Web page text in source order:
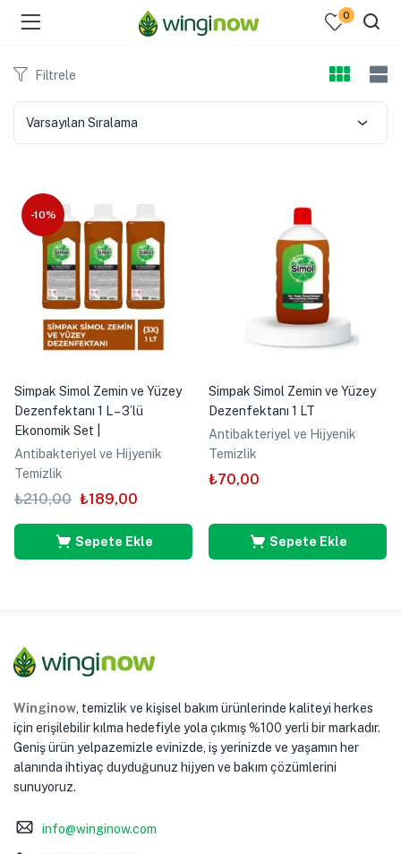
(Hakkımızda )
(Kozmetik )
0
Filtrele
Varsayılan Sıralama
-10%
Simpak Simol Zemin ve Yüzey
Dezenfektanı 1 L – 3’lü
Ekonomik Set |
Antibakteriyel ve Hijyenik
Temizlik
₺210,00 ₺189,00
Sepete Ekle
Simpak Simol Zemin ve Yüzey
Dezenfektanı 1 LT
Antibakteriyel ve Hijyenik
Temizlik
₺70,00
Sepete Ekle
Winginow, temizlik ve kişisel bakım ürünlerinde kaliteyi herkes
için erişilebilir kılma hedefiyle yola çıkmış %100 yerli bir markadır.
Geniş ürün yelpazemizle evinizde, iş yerinizde ve yaşamın her
alanında ihtiyaç duyduğunuz hijyen ve bakım çözümlerini
sunuyoruz.
info@winginow.com